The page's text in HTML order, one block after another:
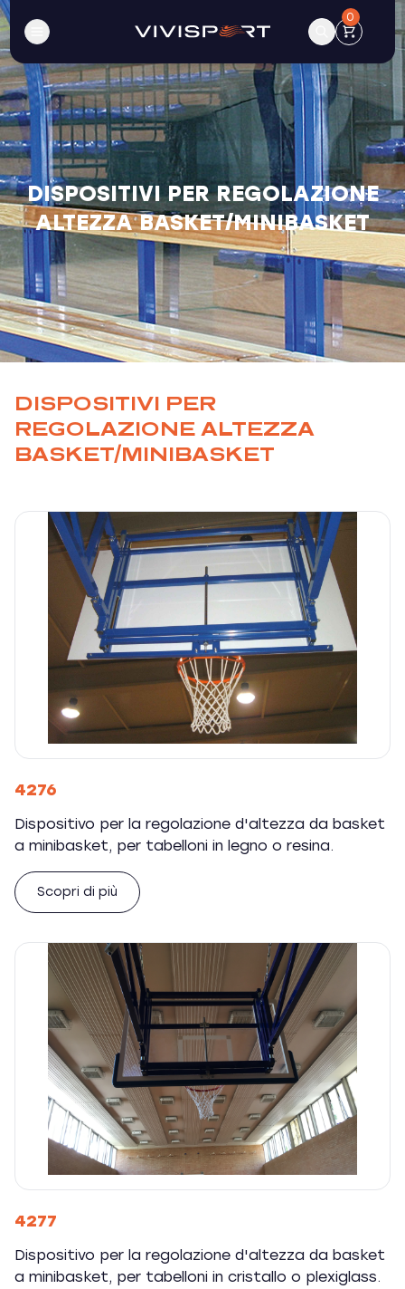
0
DISPOSITIVI PER REGOLAZIONE
ALTEZZA BASKET/MINIBASKET
DISPOSITIVI PER
REGOLAZIONE ALTEZZA
BASKET/MINIBASKET
4276
Dispositivo per la regolazione d'altezza da basket
a minibasket, per tabelloni in legno o resina.
Scopri di più
4277
Dispositivo per la regolazione d'altezza da basket
a minibasket, per tabelloni in cristallo o plexiglass.